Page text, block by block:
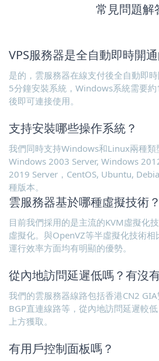
常見問題解
VPS服務器是全自動即時開
是的，雲服務器在線支付後全自動即
5分鐘安裝系統，Windows系統需要
後即可連接使用。
支持安裝哪些操作系統？
我們同時支持Windows和Linux兩種類
Windows 2003 Server, Windows
2019 Server，CentOS, Ubuntu,
種版本。
雲服務器基於哪種虛擬技術？
目前我們採用的是主流的KVM虛擬化
虛擬化。與OpenVZ等半虛擬化技術相
運行效率方面均有明顯的優勢。
從內地訪問延遲低嗎？有沒
我們的雲服務器線路包括香港CN2
BGP直連線路等，從內地訪問延遲較
上方獲取。
有用戶控制面板嗎？